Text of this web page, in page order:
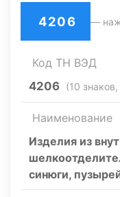
4206 —
Код ТН ВЭД
4206 (10
Наименование
Изделия из
синюги,